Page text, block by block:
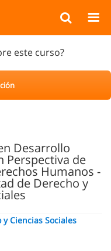
este curso?
Desarrollo
Perspectiva de
Humanos -
de Derecho y
Ciencias Sociales